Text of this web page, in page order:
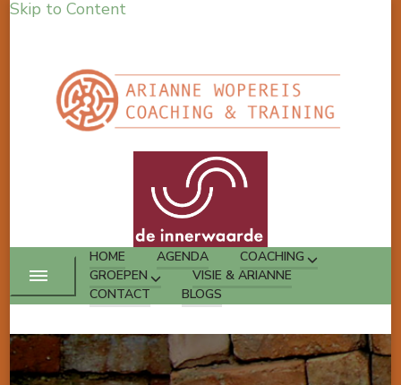
Skip to Content
HOME AGENDA
COACHING
GROEPEN
VISIE & ARIANNE
CONTACT
BLOGS